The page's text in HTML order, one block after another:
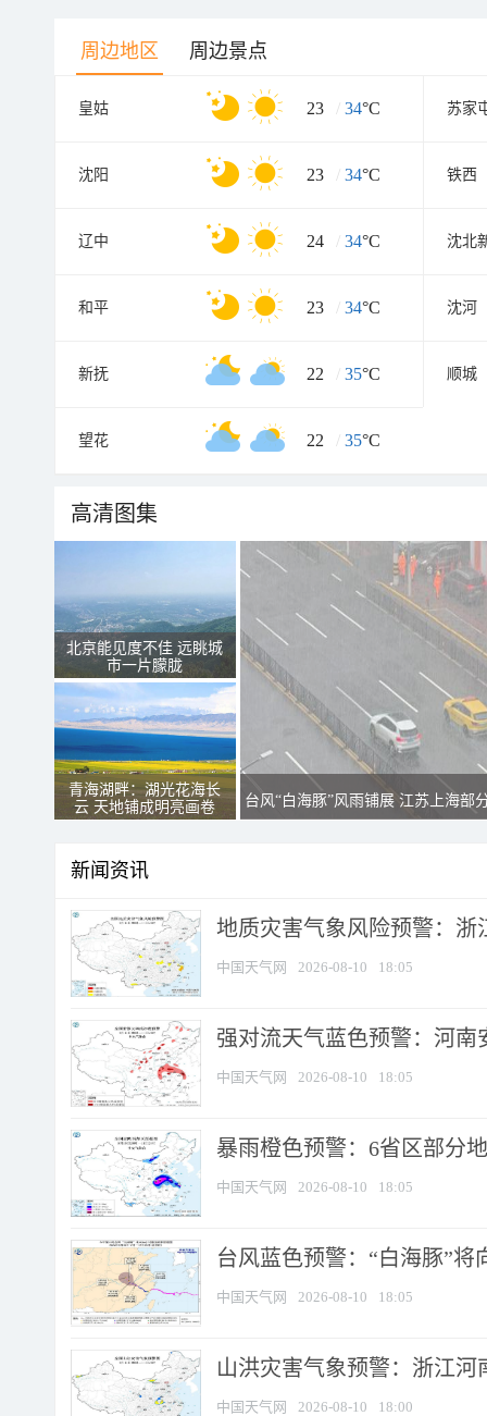
周边地区 周边景点
皇姑 23 / 34°C 苏家
沈阳 23 / 34°C 铁西
辽中 24 / 34°C 沈北
和平 23 / 34°C 沈河
新抚 22 / 35°C 顺城
望花 22 / 35°C
高清图集
北京能见度不佳 远眺城
市一片朦胧
青海湖畔：湖光花海长
云 天地铺成明亮画卷
台风“白海豚”风雨铺展 江苏上海部
新闻资讯
地质灾害气象风险预警：浙
中国天气网 2026-08-10 18:05
强对流天气蓝色预警：河南
中国天气网 2026-08-10 18:05
暴雨橙色预警：6省区部分
中国天气网 2026-08-10 18:05
台风蓝色预警：“白海豚”
中国天气网 2026-08-10 18:05
山洪灾害气象预警：浙江
中国天气网 2026-08-10 18:00